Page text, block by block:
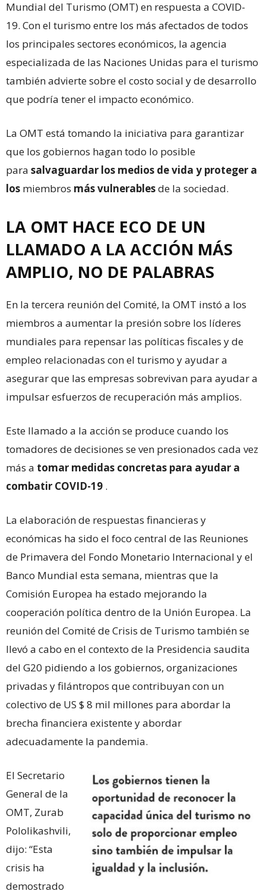
Mundial del Turismo (OMT) en respuesta a COVID-
19. Con el turismo entre los más afectados de todos
los principales sectores económicos, la agencia
especializada de las Naciones Unidas para el turismo
también advierte sobre el costo social y de desarrollo
que podría tener el impacto económico.
La OMT está tomando la iniciativa para garantizar
que los gobiernos hagan todo lo posible
para salvaguardar los medios de vida y proteger a
los miembros más vulnerablesde la sociedad.
LA OMT HACE ECO DE UN
LLAMADO A LA ACCIÓN MÁS
AMPLIO, NO DE PALABRAS
En la tercera reunión del Comité, la OMT instó a los
miembros a aumentar la presión sobre los líderes
mundiales para repensar las políticas fiscales y de
empleo relacionadas con el turismo y ayudar a
asegurar que las empresas sobrevivan para ayudar a
impulsar esfuerzos de recuperación más amplios.
Este llamado a la acción se produce cuando los
tomadores de decisiones se ven presionados cada vez
más a tomar medidas concretas para ayudar a
combatir COVID-19 .
La elaboración de respuestas financieras y
económicas ha sido el foco central de las Reuniones
de Primavera del Fondo Monetario Internacional y el
Banco Mundial esta semana, mientras que la
Comisión Europea ha estado mejorando la
cooperación política dentro de la Unión Europea. La
reunión del Comité de Crisis de Turismo también se
llevó a cabo en el contexto de la Presidencia saudita
del G20 pidiendo a los gobiernos, organizaciones
privadas y filántropos que contribuyan con un
colectivo de US $ 8 mil millones para abordar la
brecha financiera existente y abordar
adecuadamente la pandemia.
El Secretario
General de la
OMT, Zurab
Pololikashvili,
dijo: “Esta
crisis ha
demostrado